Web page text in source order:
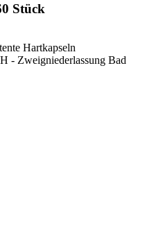
Stück
Hartkapseln
- Zweigniederlassung Bad